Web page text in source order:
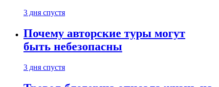
3 дня спустя
Почему авторские туры могут
быть небезопасны
3 дня спустя